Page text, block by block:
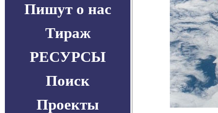
Пишут о нас
Тираж
РЕСУРСЫ
Поиск
Проекты